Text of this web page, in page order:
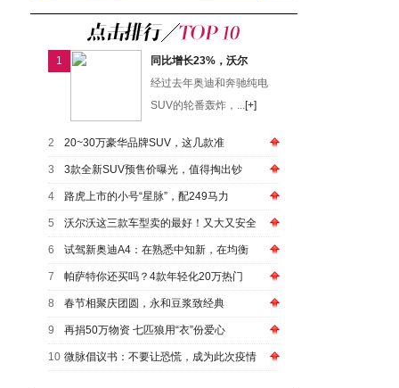
1
同比增长23%，沃尔
经过去年奥迪和奔驰纯电
SUV的轮番轰炸，...[+]
2 20~30万豪华品牌SUV，这几款准
3 3款全新SUV预售价曝光，值得掏出钞
4 路虎上市的小号“星脉”，配249马力
5 沃尔沃这三款车型卖的最好！又大又安全
6 试驾新奥迪A4：在熟悉中知新，在均衡
7 帕萨特你还买吗？4款年轻化20万热门
8 春节相聚庆团圆，永和豆浆致经典
9 再捐50万物资 七匹狼用“衣”份爱心
10 微脉倡议书：不要让恐慌，成为此次疫情